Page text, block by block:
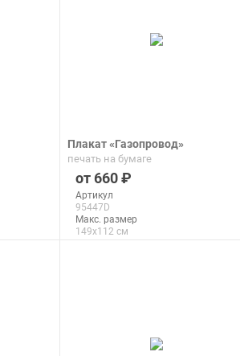
Плакат «Газопровод»
печать на бумаге
660
Артикул
95447D
Макс. размер
149x112 см